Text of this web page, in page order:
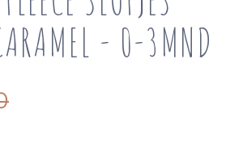
- 0-3MND